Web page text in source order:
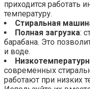
приходится работать
температуру.
Стиральная
Полная загрузка:
барабана. Это
и воде.
современных
работают при низких